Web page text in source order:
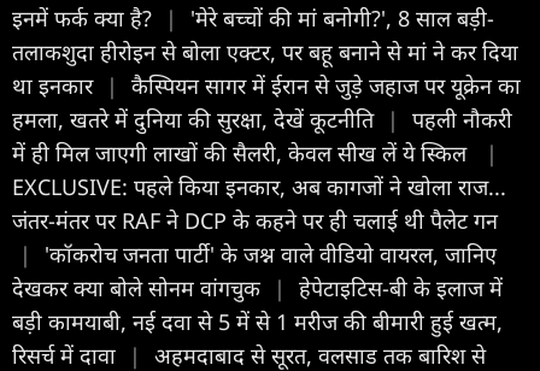
इनमें फर्क क्या है?
|
'मेरे बच्चों की मां बनोगी?', 8 साल बड़ी-
तलाकशुदा हीरोइन से बोला एक्टर, पर बहू बनाने से मां ने कर दिया
था इनकार |
कैस्पियन सागर में ईरान से जुड़े जहाज पर यूक्रेन का
हमला, खतरे में दुन‍िया की सुरक्षा, देखें कूटनीत‍ि |
पहली नौकरी
में ही मिल जाएगी लाखों की सैलरी, केवल सीख लें ये स्किल
|
EXCLUSIVE: पहले किया इनकार, अब कागजों ने खोला राज...
जंतर-मंतर पर RAF ने DCP के कहने पर ही चलाई थी पैलेट गन
|
'कॉकरोच जनता पार्टी' के जश्न वाले वीडियो वायरल, जानिए
देखकर क्या बोले सोनम वांगचुक
|
हेपेटाइटिस-बी के इलाज में
बड़ी कामयाबी, नई दवा से 5 में से 1 मरीज की बीमारी हुई खत्म,
रिसर्च में दावा
|
अहमदाबाद से सूरत, वलसाड तक बार‍िश से